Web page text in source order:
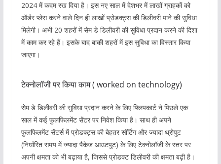
2024 में कदम रख दिया है। इस नए साल में देशभर में लाखों ग्राहकों को
ऑर्डर प्लेस करने वाले दिन ही लाखों प्रोडक्ट्स की डिलीवरी पाने की सुविधा
मिलेगी। अभी 20 शहरों में सेम डे डिलीवरी की सुविधा प्रदान करने की दिशा
में काम कर रहे हैं। इसके बाद बाकी शहरों में इस सुविधा का विस्तार किया
जाएगा।
टेक्नोलॉजी पर किया काम ( worked on technology)
सेम डे डिलीवरी की सुविधा प्रदान करने के लिए फ्लिपकार्ट ने पिछले एक
साल में कई फुलफिलमेंट सेंटर पर निवेश किया है। साथ ही अपने
फुलफिलमेंट सेंटर्स में प्रोडक्ट्स की बेहतर सॉर्टिंग और ज्यादा थ्रोपुट
(निर्धारित समय में ज्यादा पैकेज आउटपुट) के लिए टेक्नोलॉजी के स्तर पर
अपनी क्षमता को भी बढ़ाया है, जिससे प्रोडक्ट डिलीवरी की क्षमता बढ़ी है।